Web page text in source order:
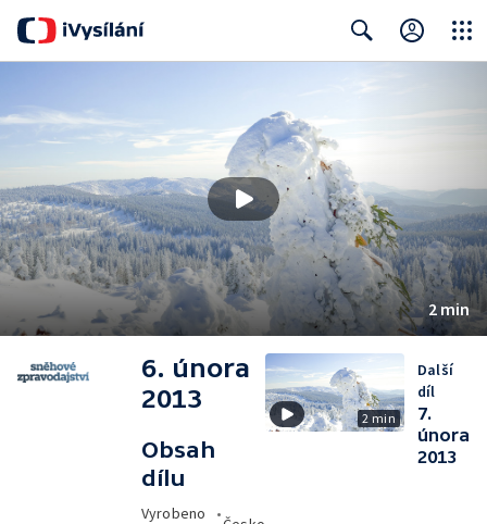
2 min
6. února
2013
Obsah
dílu
Vyrobeno
•
2 min
Další
díl
7.
února
2013